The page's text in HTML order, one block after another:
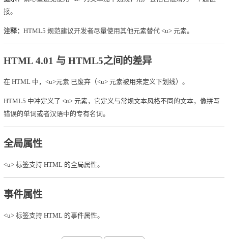
接。
注释：HTML5 规范建议开发者尽量使用其他元素替代 <u> 元素。
HTML 4.01 与 HTML5之间的差异
在 HTML 中，<u>元素 已废弃（<u> 元素被用来定义下划线）。
HTML5 中冲定义了 <u> 元素，它定义与常规文本风格不同的文本，像拼写
错误的单词或者汉语中的专有名词。
全局属性
<u> 标签支持HTML 的全局属性。
事件属性
<u> 标签支持HTML 的事件属性。